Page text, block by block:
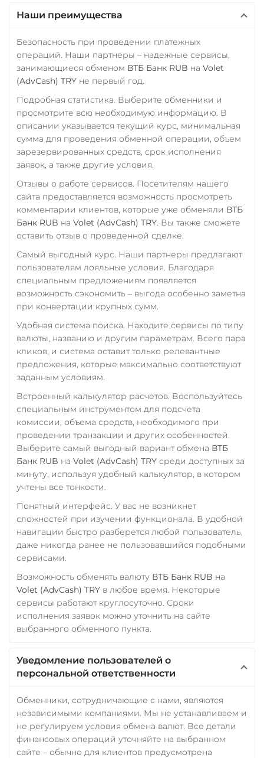
SOL
POL
CRONOS
ARB
AVAXC
OP
TON
NEAR
Tezos (XTZ)
THETA
Tornado Cash (TORN)
ERC20 TRC20 BEP
Uniswap (UNI)
ERC20
USD Coin (USDC)
ERC20
ARB
BASE
RONIN NEAR
Utopia USD (UUSD)
VeChain (VET)
Verge (XVG)
WAVES
Wrapped Bitcoin (WBTC)
ERC20 AVAXC
ERC20 AVAXC
CRO
RONIN
Yearn.finance (YFI)
UAH
Ощадбанк UAH
Приват24
UAH
Промсвязьбанк RUB
Райффайзен
RUB UAH
РНКБ RUB
Россельхоз банк RUB
Русский Стандарт RUB
RUB
СБП RUB
Счет ИП/ООО
RUB
УкрСиббанк UAH
Фридом Банк KZT
Элкарт KGS
Наши преимущества
Безопасность при проведении платежных
операций. Наши партнеры – надежные сервисы,
занимающиеся обменом ВТБ Банк RUB на Volet
(AdvCash) TRY не первый год.
Подробная статистика. Выберите обменники и
просмотрите всю необходимую информацию. В
описании указывается текущий курс, минимальная
сумма для проведения обменной операции, объем
зарезервированных средств, срок исполнения
заявок, а также другие условия.
Отзывы о работе сервисов. Посетителям нашего
сайта предоставляется возможность просмотреть
комментарии клиентов, которые уже обменяли ВТБ
Банк RUB на Volet (AdvCash) TRY. Вы также сможете
оставить отзыв о проведенной сделке.
Самый выгодный курс. Наши партнеры предлагают
пользователям лояльные условия. Благодаря
специальным предложениям появляется
возможность сэкономить – выгода особенно заметна
при конвертации крупных сумм.
Удобная система поиска. Находите сервисы по типу
валюты, названию и другим параметрам. Всего пара
кликов, и система оставит только релевантные
предложения, которые максимально соответствуют
заданным условиям.
Встроенный калькулятор расчетов. Воспользуйтесь
специальным инструментом для подсчета
комиссии, объема средств, необходимого при
проведении транзакции и других особенностей.
Выберите самый выгодный вариант обмена ВТБ
Банк RUB на Volet (AdvCash) TRY среди доступных за
минуту, используя удобный калькулятор, в котором
учтены все тонкости.
Понятный интерфейс. У вас не возникнет
сложностей при изучении функционала. В удобной
навигации быстро разберется любой пользователь,
даже никогда ранее не пользовавшийся подобными
сервисами.
Возможность обменять валюту ВТБ Банк RUB на
Volet (AdvCash) TRY в любое время. Некоторые
сервисы работают круглосуточно. Сроки
исполнения заявок можно уточнить на сайте
выбранного обменного пункта.
Уведомление пользователей о
персональной ответственности
Обменники, сотрудничающие с нами, являются
независимыми компаниями. Мы не устанавливаем и
не регулируем условия обмена валют. Все детали
финансовых операций уточняйте на выбранном
сайте – обычно для клиентов предусмотрена